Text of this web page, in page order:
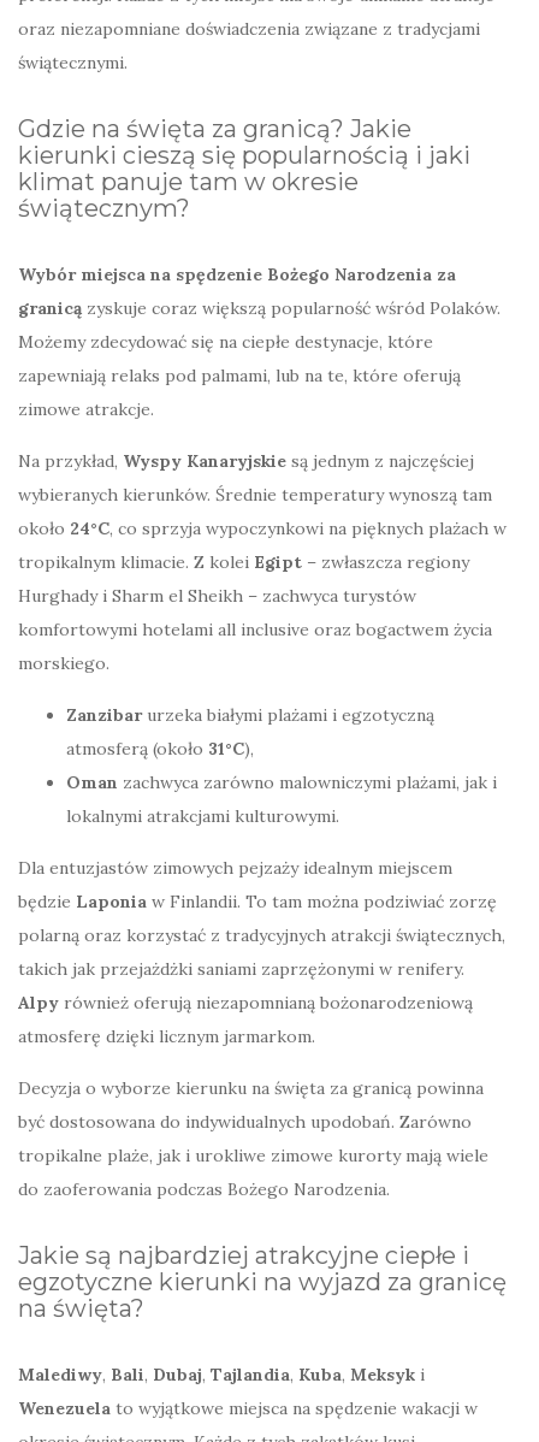
oraz niezapomniane doświadczenia związane z tradycjami
świątecznymi.
Gdzie na święta za granicą? Jakie
kierunki cieszą się popularnością i jaki
klimat panuje tam w okresie
świątecznym?
Wybór miejsca na spędzenie Bożego Narodzenia za
granicą zyskuje coraz większą popularność wśród Polaków.
Możemy zdecydować się na ciepłe destynacje, które
zapewniają relaks pod palmami, lub na te, które oferują
zimowe atrakcje.
Na przykład, Wyspy Kanaryjskie są jednym z najczęściej
wybieranych kierunków. Średnie temperatury wynoszą tam
około 24°C, co sprzyja wypoczynkowi na pięknych plażach w
tropikalnym klimacie. Z kolei Egipt – zwłaszcza regiony
Hurghady i Sharm el Sheikh – zachwyca turystów
komfortowymi hotelami all inclusive oraz bogactwem życia
morskiego.
Zanzibarurzeka białymi plażami i egzotyczną
atmosferą (około 31°C),
Oman zachwyca zarówno malowniczymi plażami, jak i
lokalnymi atrakcjami kulturowymi.
Dla entuzjastów zimowych pejzaży idealnym miejscem
będzie Laponia w Finlandii. To tam można podziwiać zorzę
polarną oraz korzystać z tradycyjnych atrakcji świątecznych,
takich jak przejażdżki saniami zaprzężonymi w renifery.
Alpy również oferują niezapomnianą bożonarodzeniową
atmosferę dzięki licznym jarmarkom.
Decyzja o wyborze kierunku na święta za granicą powinna
być dostosowana do indywidualnych upodobań. Zarówno
tropikalne plaże, jak i urokliwe zimowe kurorty mają wiele
do zaoferowania podczas Bożego Narodzenia.
Jakie są najbardziej atrakcyjne ciepłe i
egzotyczne kierunki na wyjazd za granicę
na święta?
Malediwy, Bali, Dubaj, Tajlandia, Kuba, Meksyk i
Wenezuela to wyjątkowe miejsca na spędzenie wakacji w